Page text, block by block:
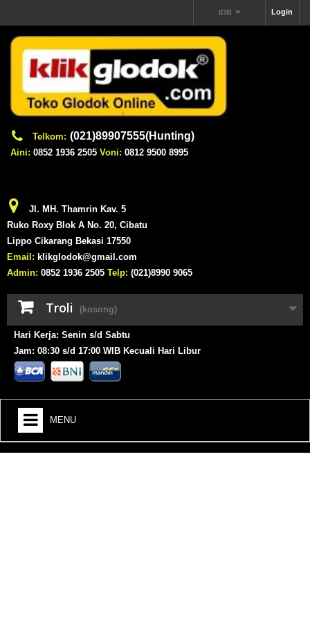
Login
IDR
Telkom: (021)89907555(Hunting)
Aini: 0852 1936 2505 Voni: 0812 9500 8995
Jl. MH. Thamrin Kav. 5
Ruko Roxy Blok A No. 20, Cibatu
Lippo Cikarang Bekasi 17550
Email: klikglodok@gmail.com
Admin: 0852 1936 2505 Telp: (021)8990 9065
Troli (kosong)
Hari Kerja: Senin s/d Sabtu
Jam: 08:30 s/d 17:00 WIB Kecuali Hari Libur
MENU